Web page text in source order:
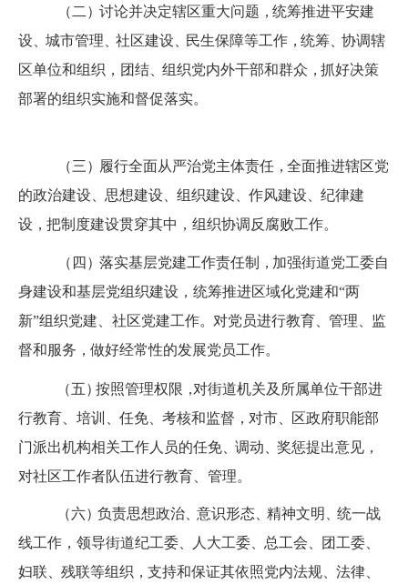
（二 ） 讨论并决定辖区重大问题 ， 统筹推进平安建
设
城市管理 社区建设 民生保障等工作 ， 统筹
协调辖
区单位和组织，团结
组织党内外干部和群众 ， 抓好决策
部署的组织实施和督促落实。
（三） 履行全面从严治党主体责任 ， 全面推进辖区党
的政治建设 思想建设 组织建设 作风建设
纪律建
设 ， 把制度建设贯穿其中，组织协调反腐败工作。
（四 ） 落实基层党建工作责任制 ， 加强街道党工委自
身建设和基层党组织建设，统筹推进区域化党建和“两
新”组织党建、社区党建工作。 对党员进行教育 管理
监
督和服务 ， 做好经常性的发展党员工作。
（五） 按照管理权限 ，对街道机关及所属单位干部进
行教育、 培训 任免 考核和监督 ， 对市
区政府职能部
门派出机构相关工作人员的任免 调动 奖惩提出意见 ，
对社区工作者队伍进行教育、管理。
（六） 负责思想政治 意识形态 精神文明
统一战
线工作， 领导街道纪工委 人大工委 总工会 团工委
妇联
残联等组织 ， 支持和保证其依照党内法规 法律